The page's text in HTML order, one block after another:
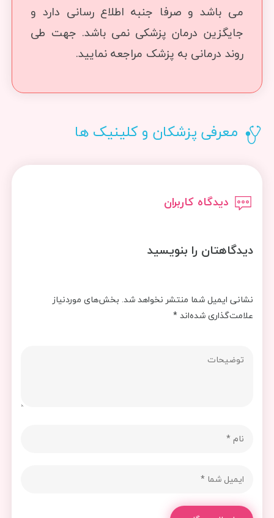
می باشد و صرفا جنبه اطلاع رسانی دارد و
جایگزین درمان پزشکی نمی باشد. جهت طی
روند درمانی به پزشک مراجعه نمایید.
معرفی پزشکان و کلینیک ها
دیدگاه کاربران
دیدگاهتان را بنویسید
نشانی ایمیل شما منتشر نخواهد شد. بخش‌های موردنیاز
علامت‌گذاری شده‌اند*